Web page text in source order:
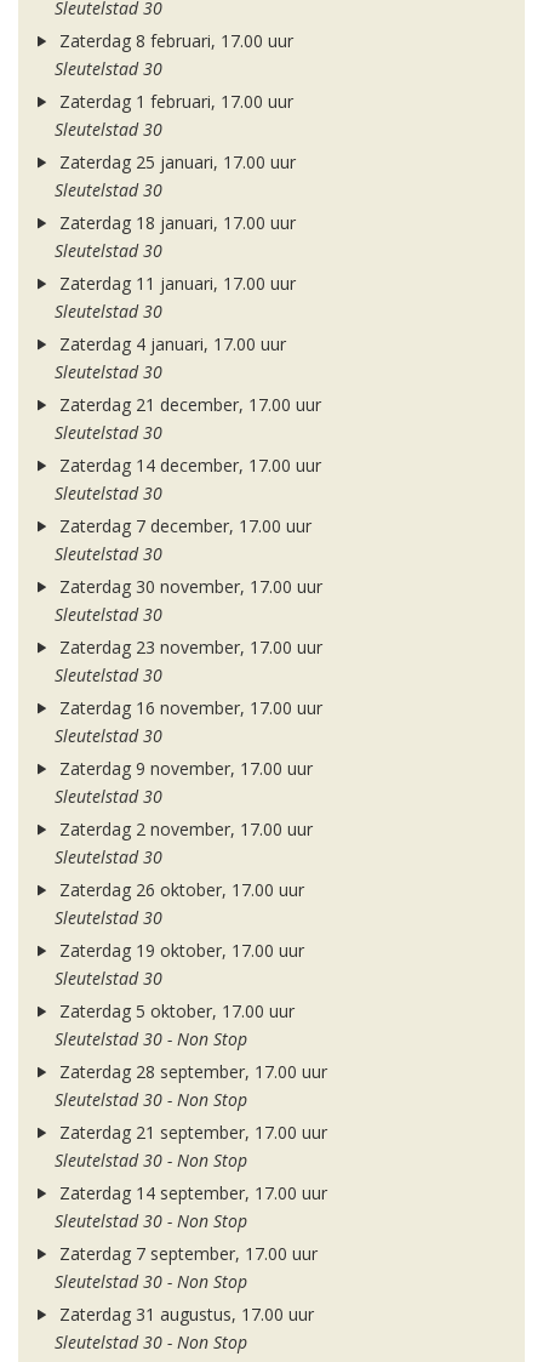
Sleutelstad 30
Zaterdag 8 februari, 17.00 uur
Sleutelstad 30
Zaterdag 1 februari, 17.00 uur
Sleutelstad 30
Zaterdag 25 januari, 17.00 uur
Sleutelstad 30
Zaterdag 18 januari, 17.00 uur
Sleutelstad 30
Zaterdag 11 januari, 17.00 uur
Sleutelstad 30
Zaterdag 4 januari, 17.00 uur
Sleutelstad 30
Zaterdag 21 december, 17.00 uur
Sleutelstad 30
Zaterdag 14 december, 17.00 uur
Sleutelstad 30
Zaterdag 7 december, 17.00 uur
Sleutelstad 30
Zaterdag 30 november, 17.00 uur
Sleutelstad 30
Zaterdag 23 november, 17.00 uur
Sleutelstad 30
Zaterdag 16 november, 17.00 uur
Sleutelstad 30
Zaterdag 9 november, 17.00 uur
Sleutelstad 30
Zaterdag 2 november, 17.00 uur
Sleutelstad 30
Zaterdag 26 oktober, 17.00 uur
Sleutelstad 30
Zaterdag 19 oktober, 17.00 uur
Sleutelstad 30
Zaterdag 5 oktober, 17.00 uur
Sleutelstad 30 - Non Stop
Zaterdag 28 september, 17.00 uur
Sleutelstad 30 - Non Stop
Zaterdag 21 september, 17.00 uur
Sleutelstad 30 - Non Stop
Zaterdag 14 september, 17.00 uur
Sleutelstad 30 - Non Stop
Zaterdag 7 september, 17.00 uur
Sleutelstad 30 - Non Stop
Zaterdag 31 augustus, 17.00 uur
Sleutelstad 30 - Non Stop